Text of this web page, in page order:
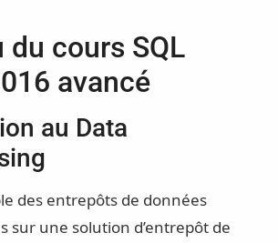
du cours SQL
avancé
au Data
des entrepôts de données
sur une solution d’entrepôt de